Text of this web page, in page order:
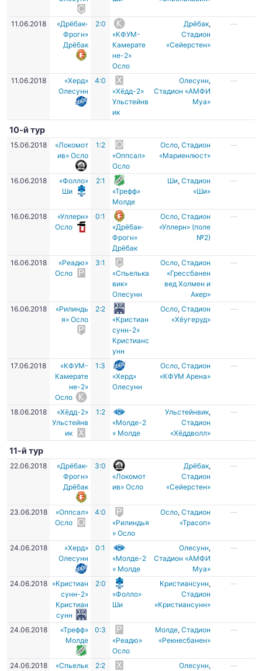
11.06.2018
«Дрёбак-
Фрогн»
Дрёбак
2:0
«КФУМ-
Камерате
не-2»
Осло
Дрёбак,
Стадион
«Сейерстен»
—
11.06.2018
«Херд»
Олесунн
4:0
«Хёдд-2»
Ульстейнв
ик
Олесунн,
Стадион «АМФИ
Муа»
—
10-й тур
15.06.2018
«Локомот
ив» Осло
1:2
«Оппсал»
Осло
Осло,Стадион
«Мариенлюст»
—
16.06.2018
«Фолло»
Ши
2:1
«Трефф»
Молде
Ши,Стадион
«Ши»
—
16.06.2018
«Уллерн»
Осло
0:1
«Дрёбак-
Фрогн»
Дрёбак
Осло,Стадион
«Уллерн» (поле
№2)
—
16.06.2018
«Реадю»
Осло
3:1
«Спьелька
вик»
Олесунн
Осло,Стадион
«Грессбанен
вед Холмен и
Акер»
—
16.06.2018
«Рилиндь
я» Осло
2:2
«Кристиан
сунн-2»
Кристианс
унн
Осло,Стадион
«Хёугеруд»
—
17.06.2018
«КФУМ-
Камерате
не-2»
Осло
1:3
«Херд»
Олесунн
Осло,Стадион
«КФУМ Арена»
—
18.06.2018
«Хёдд-2»
Ульстейнв
ик
1:2
«Молде-2
» Молде
Ульстейнвик,
Стадион
«Хёддволл»
—
11-й тур
22.06.2018
«Дрёбак-
Фрогн»
Дрёбак
3:0
«Локомот
ив» Осло
Дрёбак,
Стадион
«Сейерстен»
—
23.06.2018
«Оппсал»
Осло
4:0
«Рилиндья
» Осло
Осло,Стадион
«Трасоп»
—
24.06.2018
«Херд»
Олесунн
0:1
«Молде-2
» Молде
Олесунн,
Стадион «АМФИ
Муа»
—
24.06.2018
«Кристиан
сунн-2»
Кристиан
сунн
2:0
«Фолло»
Ши
Кристиансунн,
Стадион
«Кристиансунн»
—
24.06.2018
«Трефф»
Молде
0:3
«Реадю»
Осло
Молде,Стадион
«Рекнесбанен»
—
24.06.2018
«Спьельк
2:2
Олесунн,
—